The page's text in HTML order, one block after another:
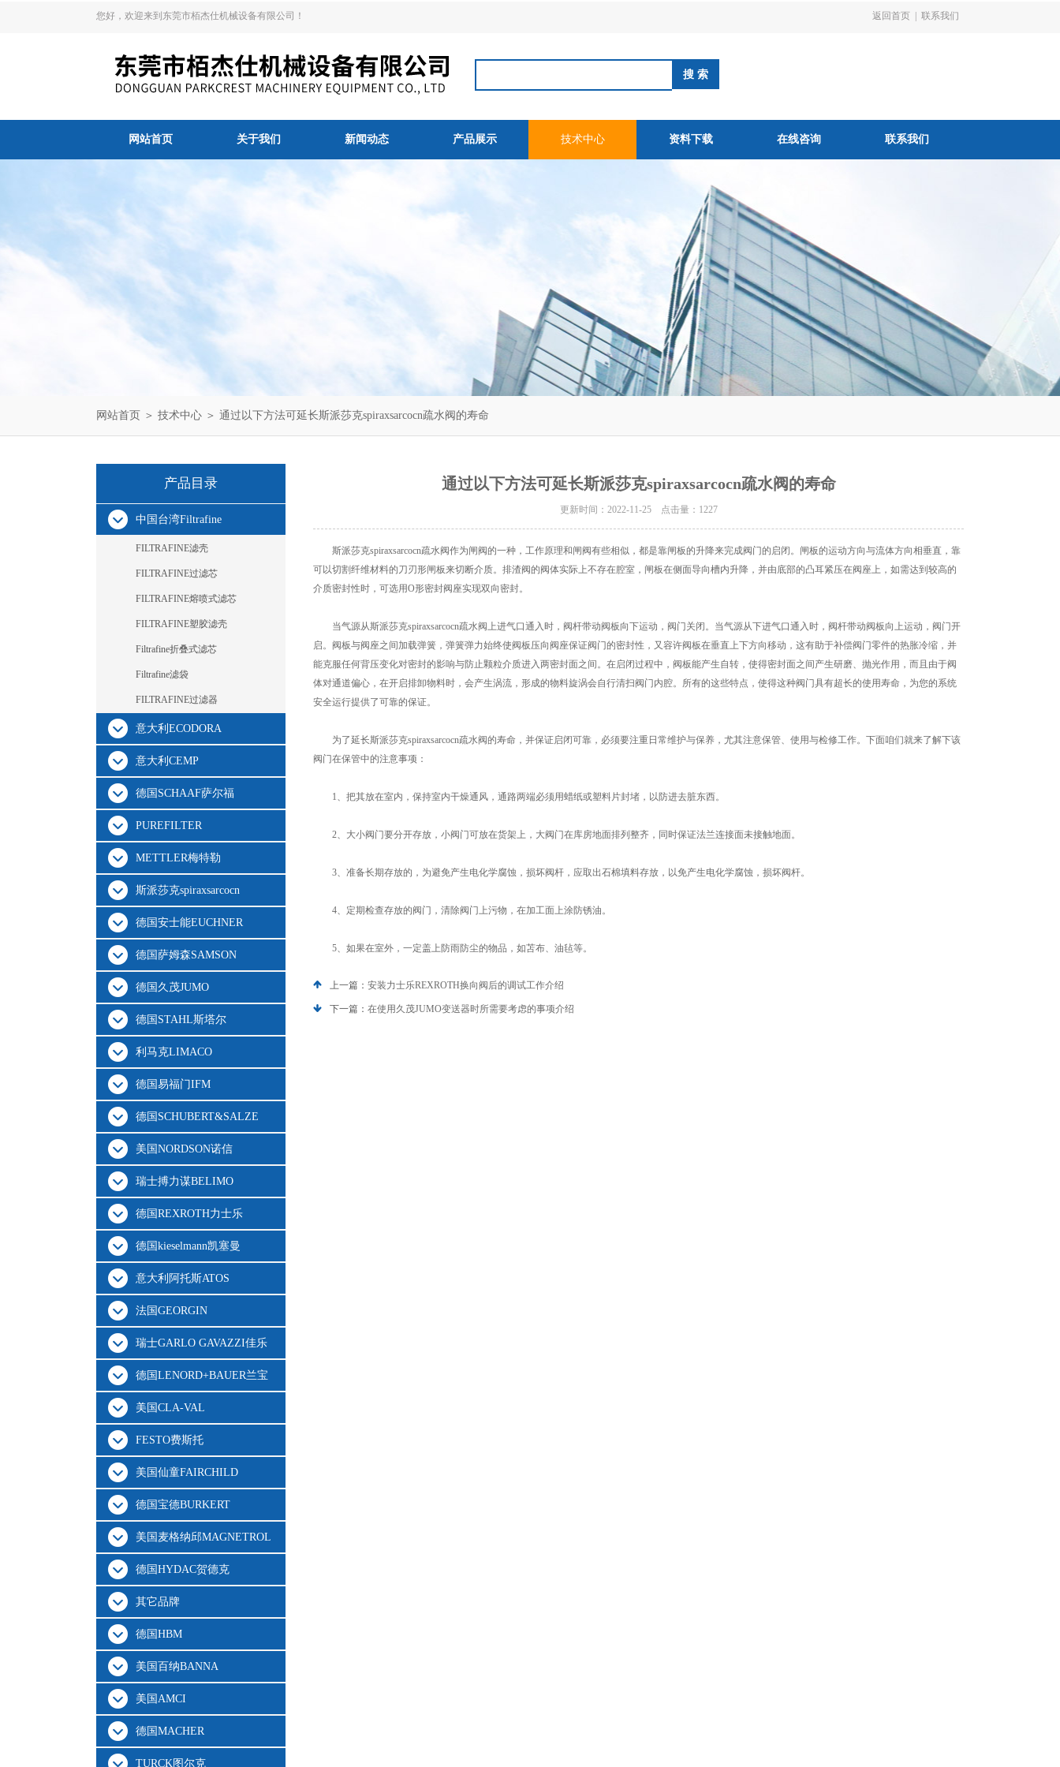
您好，欢迎来到东莞市栢杰仕机械设备有限公司！ 返回首页 联系我们
网站首页 关于我们 新闻动态 产品展示 技术中心 资料下载 在线咨询 联系我们
网站首页 ＞ 技术中心 ＞ 通过以下方法可延长斯派莎克spiraxsarcocn疏水阀的寿命
产品目录
中国台湾Filtrafine
FILTRAFINE滤壳
FILTRAFINE过滤芯
FILTRAFINE熔喷式滤芯
FILTRAFINE塑胶滤壳
Filtrafine折叠式滤芯
Filtrafine滤袋
FILTRAFINE过滤器
意大利ECODORA
意大利CEMP
德国SCHAAF萨尔福
PUREFILTER
METTLER梅特勒
斯派莎克spiraxsarcocn
德国安士能EUCHNER
德国萨姆森SAMSON
德国久茂JUMO
德国STAHL斯塔尔
利马克LIMACO
德国易福门IFM
德国SCHUBERT&SALZE
美国NORDSON诺信
瑞士搏力谋BELIMO
德国REXROTH力士乐
德国kieselmann凯塞曼
意大利阿托斯ATOS
法国GEORGIN
瑞士GARLO GAVAZZI佳乐
德国LENORD+BAUER兰宝
美国CLA-VAL
FESTO费斯托
美国仙童FAIRCHILD
德国宝德BURKERT
美国麦格纳邱MAGNETROL
德国HYDAC贺德克
其它品牌
德国HBM
美国百纳BANNA
美国AMCI
德国MACHER
TURCK图尔克
通过以下方法可延长斯派莎克spiraxsarcocn疏水阀的寿命
更新时间：2022-11-25 点击量： 1227
斯派莎克spiraxsarcocn疏水阀作为闸阀的一种，工作原理和闸阀有些相似，都是靠闸板的升降来完成阀门的启闭。闸板的运动方向与流体方向相垂直，靠
可以切割纤维材料的刀刃形闸板来切断介质。排渣阀的阀体实际上不存在腔室，闸板在侧面导向槽内升降，并由底部的凸耳紧压在阀座上，如需达到较高的
介质密封性时，可选用O形密封阀座实现双向密封。
当气源从斯派莎克spiraxsarcocn疏水阀上进气口通入时，阀杆带动阀板向下运动，阀门关闭。当气源从下进气口通入时，阀杆带动阀板向上运动，阀门开
启。阀板与阀座之间加载弹簧，弹簧弹力始终使阀板压向阀座保证阀门的密封性，又容许阀板在垂直上下方向移动，这有助于补偿阀门零件的热胀冷缩，并
能克服任何背压变化对密封的影响与防止颗粒介质进入两密封面之间。在启闭过程中，阀板能产生自转，使得密封面之间产生研磨、抛光作用，而且由于阀
体对通道偏心，在开启排卸物料时，会产生涡流，形成的物料旋涡会自行清扫阀门内腔。所有的这些特点，使得这种阀门具有超长的使用寿命，为您的系统
安全运行提供了可靠的保证。
为了延长斯派莎克spiraxsarcocn疏水阀的寿命，并保证启闭可靠，必须要注重日常维护与保养，尤其注意保管、使用与检修工作。下面咱们就来了解下该
阀门在保管中的注意事项：
1、把其放在室内，保持室内干燥通风，通路两端必须用蜡纸或塑料片封堵，以防进去脏东西。
2、大小阀门要分开存放，小阀门可放在货架上，大阀门在库房地面排列整齐，同时保证法兰连接面未接触地面。
3、准备长期存放的，为避免产生电化学腐蚀，损坏阀杆，应取出石棉填料存放，以免产生电化学腐蚀，损坏阀杆。
4、定期检查存放的阀门，清除阀门上污物，在加工面上涂防锈油。
5、如果在室外，一定盖上防雨防尘的物品，如苫布、油毡等。
上一篇： 安装力士乐REXROTH换向阀后的调试工作介绍
下一篇： 在使用久茂JUMO变送器时所需要考虑的事项介绍